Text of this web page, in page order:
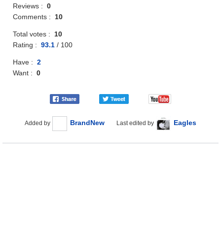
Reviews :0
Comments :10
Total votes :10
Rating :93.1 / 100
Have :2
Want :0
Added by BrandNew Last edited by Eagles